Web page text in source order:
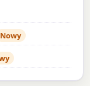
Nowy